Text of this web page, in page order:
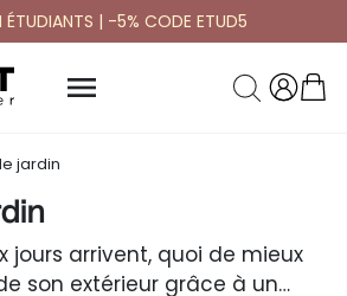
ÉTUDIANTS | -5% CODE ETUD5

jardin
jours arrivent, quoi de mieux
son extérieur grâce à un